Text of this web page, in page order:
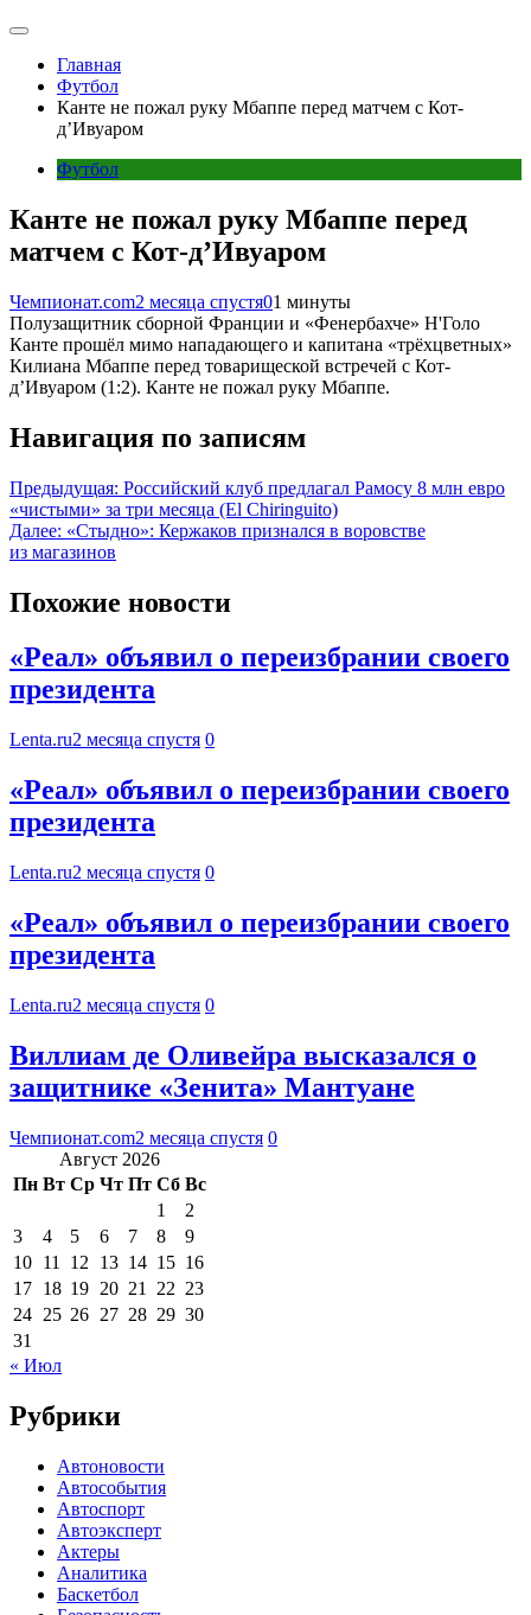
Главная
Футбол
Канте не пожал руку Мбаппе перед матчем с Кот-
д’Ивуаром
Футбол
Канте не пожал руку Мбаппе перед
матчем с Кот-д’Ивуаром
Чемпионат.com2 месяца спустя01 минуты
Полузащитник сборной Франции и «Фенербахче» Н'Голо
Канте прошёл мимо нападающего и капитана «трёхцветных»
Килиана Мбаппе перед товарищеской встречей с Кот-
д’Ивуаром (1:2). Канте не пожал руку Мбаппе.
Навигация по записям
Предыдущая: Российский клуб предлагал Рамосу 8 млн евро
«чистыми» за три месяца (El Chiringuito)
Далее: «Стыдно»: Кержаков признался в воровстве
из магазинов
Похожие новости
«Реал» объявил о переизбрании своего
президента
Lenta.ru2 месяца спустя 0
«Реал» объявил о переизбрании своего
президента
Lenta.ru2 месяца спустя 0
«Реал» объявил о переизбрании своего
президента
Lenta.ru2 месяца спустя 0
Виллиам де Оливейра высказался о
защитнике «Зенита» Мантуане
Чемпионат.com2 месяца спустя 0
Август 2026
Пн Вт Ср Чт Пт Сб Вс
1
2
3
4 5 6 7 8
9
10 11 12 13 14 15 16
17 18 19 20 21 22 23
24 25 26 27 28 29 30
31
« Июл
Рубрики
Автоновости
Автособытия
Автоспорт
Автоэксперт
Актеры
Аналитика
Баскетбол